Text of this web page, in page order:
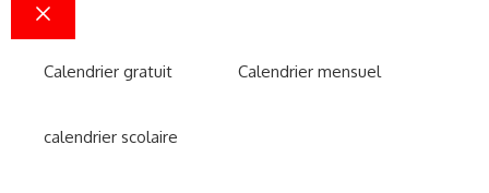
Fermer
Calendrier gratuit Calendrier mensuel
calendrier scolaire